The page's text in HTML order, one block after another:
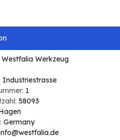
Westfalia Werkzeug
Industriestrasse
1
58093
Germany